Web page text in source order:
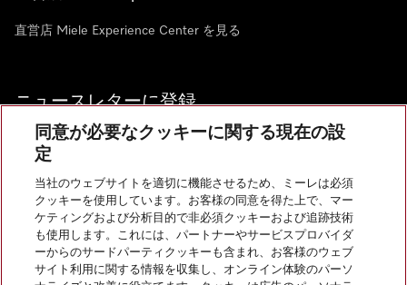
直営店 Miele Experience Center を見る
ニュースレターに登録
お問い合わせ
InstagramのMiele
YoutubeのMiele
同意が必要なクッキーに関する現在の設
定
当社のウェブサイトを適切に機能させるため、ミーレは必須
クッキーを使用しています。お客様の同意を得た上で、マー
ケティングおよび分析目的で非必須クッキーおよび追跡技術
も使用します。これには、パートナーやサービスプロバイダ
ーからのサードパーティクッキーも含まれ、お客様のウェブ
サイト利用に関する情報を収集し、オンライン体験のパーソ